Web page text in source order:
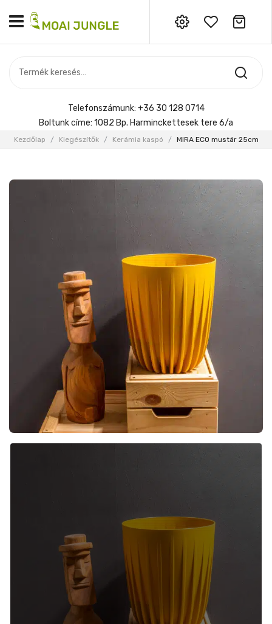
SZOBANÖVÉNY
KIEGÉSZÍTŐK
Menyasszonyi csokor
Telefonszámunk: +36 30 128 0714
Boltunk címe: 1082 Bp. Harminckettesek tere 6/a
Kezdőlap / Kiegészítők / Kerámia kaspó / MIRA ECO mustár 25cm